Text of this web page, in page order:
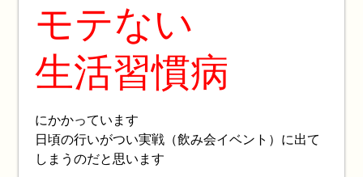
モテない
生活習慣病
にかかっています
日頃の行いがつい実戦（飲み会イベント）に出て
しまうのだと思います